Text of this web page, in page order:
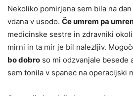
Nekoliko pomirjena sem bila na
vdana v usodo. Če umrem pa
medicinske sestre in zdravniki
mirni in ta mir je bil nalezljiv.
bo dobro so mi odzvanjale besede
sem tonila v spanec na operacijski